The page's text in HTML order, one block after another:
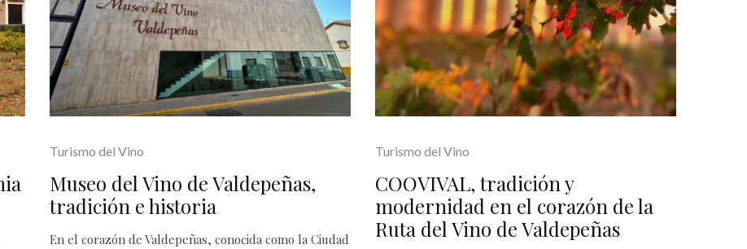
Turismo del Vino
Museo del Vino de Valdepeñas,
tradición e historia
En el corazón de Valdepeñas, conocida como la Ciudad
Turismo del Vino
COOVIVAL, tradición y
modernidad en el corazón de la
Ruta del Vino de Valdepeñas